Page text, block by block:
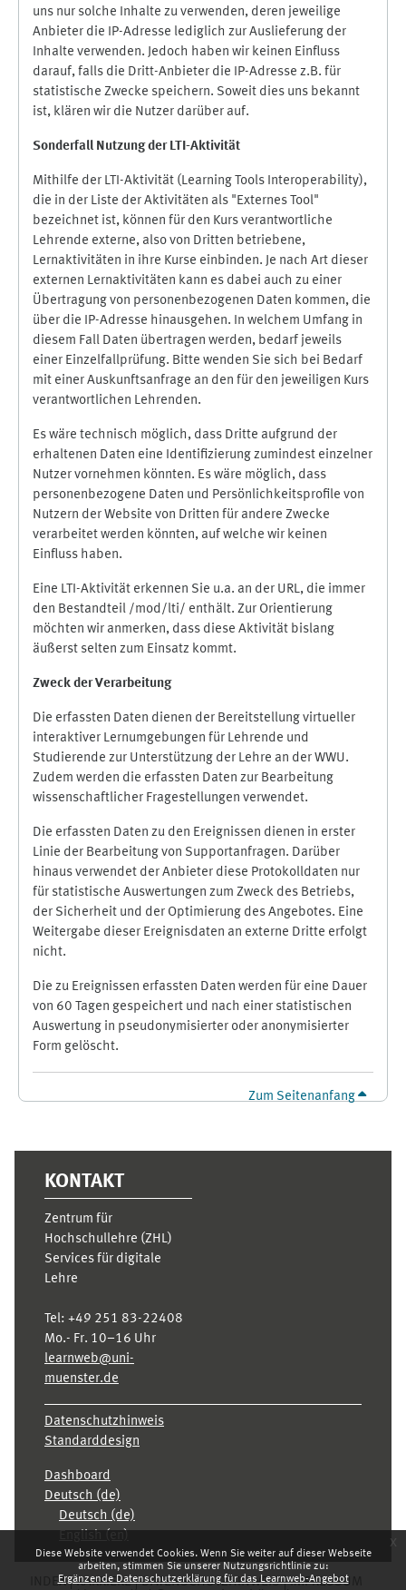
Diese Website verwendet Cookies. Wenn Sie weiter auf dieser Webseite
arbeiten, stimmen Sie unserer Nutzungsrichtlinie zu:
Ergänzende Datenschutzerklärung für das Learnweb-Angebot
x
uns nur solche Inhalte zu verwenden, deren jeweilige
Anbieter die IP-Adresse lediglich zur Auslieferung der
Inhalte verwenden. Jedoch haben wir keinen Einfluss
darauf, falls die Dritt-Anbieter die IP-Adresse z.B. für
statistische Zwecke speichern. Soweit dies uns bekannt
ist, klären wir die Nutzer darüber auf.
Sonderfall Nutzung der LTI-Aktivität
Mithilfe der LTI-Aktivität (Learning Tools Interoperability),
die in der Liste der Aktivitäten als "Externes Tool"
bezeichnet ist, können für den Kurs verantwortliche
Lehrende externe, also von Dritten betriebene,
Lernaktivitäten in ihre Kurse einbinden. Je nach Art dieser
externen Lernaktivitäten kann es dabei auch zu einer
Übertragung von personenbezogenen Daten kommen, die
über die IP-Adresse hinausgehen. In welchem Umfang in
diesem Fall Daten übertragen werden, bedarf jeweils
einer Einzelfallprüfung. Bitte wenden Sie sich bei Bedarf
mit einer Auskunftsanfrage an den für den jeweiligen Kurs
verantwortlichen Lehrenden.
Es wäre technisch möglich, dass Dritte aufgrund der
erhaltenen Daten eine Identifizierung zumindest einzelner
Nutzer vornehmen könnten. Es wäre möglich, dass
personenbezogene Daten und Persönlichkeitsprofile von
Nutzern der Website von Dritten für andere Zwecke
verarbeitet werden könnten, auf welche wir keinen
Einfluss haben.
Eine LTI-Aktivität erkennen Sie u.a. an der URL, die immer
den Bestandteil /mod/lti/ enthält. Zur Orientierung
möchten wir anmerken, dass diese Aktivität bislang
äußerst selten zum Einsatz kommt.
Zweck der Verarbeitung
Die erfassten Daten dienen der Bereitstellung virtueller
interaktiver Lernumgebungen für Lehrende und
Studierende zur Unterstützung der Lehre an der WWU.
Zudem werden die erfassten Daten zur Bearbeitung
wissenschaftlicher Fragestellungen verwendet.
Die erfassten Daten zu den Ereignissen dienen in erster
Linie der Bearbeitung von Supportanfragen. Darüber
hinaus verwendet der Anbieter diese Protokolldaten nur
für statistische Auswertungen zum Zweck des Betriebs,
der Sicherheit und der Optimierung des Angebotes. Eine
Weitergabe dieser Ereignisdaten an externe Dritte erfolgt
nicht.
Die zu Ereignissen erfassten Daten werden für eine Dauer
von 60 Tagen gespeichert und nach einer statistischen
Auswertung in pseudonymisierter oder anonymisierter
Form gelöscht.
Zum Seitenanfang
KONTAKT
Zentrum für
Hochschullehre (ZHL)
Services für digitale
Lehre
Tel: +49 251 83-22408
Mo.- Fr. 10–16 Uhr
learnweb@uni-
muenster.de
Datenschutzhinweis
Standarddesign
Dashboard
Deutsch ‎(de)‎
Deutsch ‎(de)‎
INDEX KARRIERE DATENSCHUTZHINWEIS
IMPRESSUM